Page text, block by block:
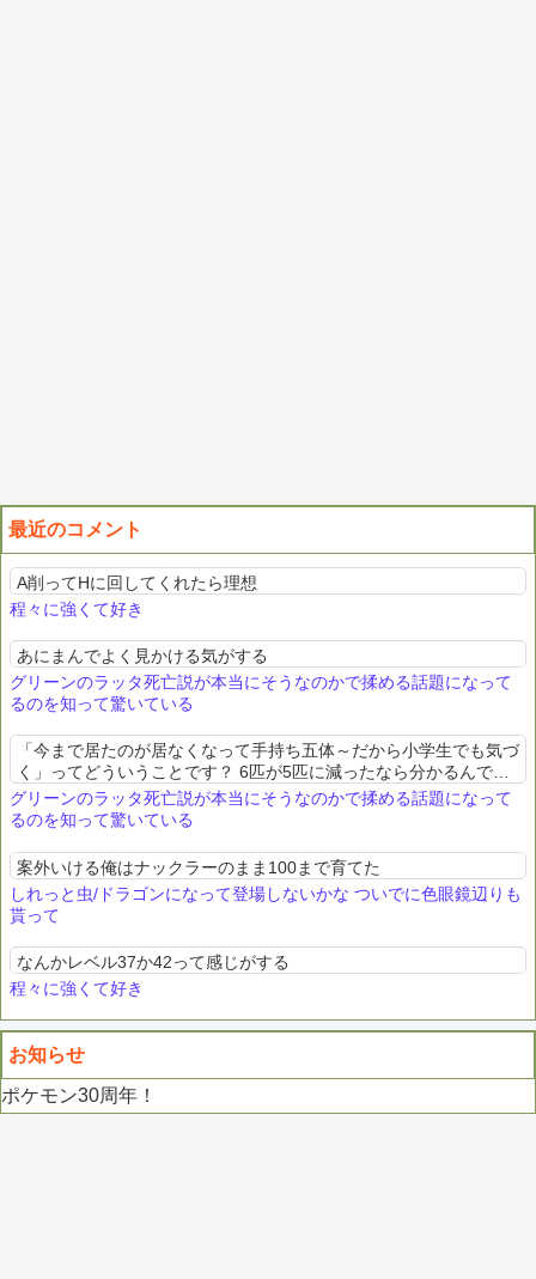
最近のコメント
A削ってHに回してくれたら理想
程々に強くて好き
あにまんでよく見かける気がする
グリーンのラッタ死亡説が本当にそうなのかで揉める話題になって
るのを知って驚いている
「今まで居たのが居なくなって手持ち五体～だから小学生でも気づ
く」ってどういうことです？ 6匹が5匹に減ったなら分かるんです
けど。まず敵手持ちはごく一部以外、ワタルでさえ5匹。シゲルは
それまではラッタ含...
グリーンのラッタ死亡説が本当にそうなのかで揉める話題になって
るのを知って驚いている
案外いける俺はナックラーのまま100まで育てた
しれっと虫/ドラゴンになって登場しないかな ついでに色眼鏡辺りも
貰って
なんかレベル37か42って感じがする
程々に強くて好き
お知らせ
ポケモン30周年！